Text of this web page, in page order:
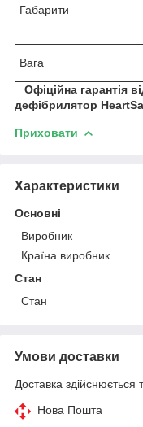
Габарити
Вага
Офіційна гарантія
дефібрилятор
Приховати
Характеристики
Основні
Виробник
Країна виробник
Стан
Стан
Умови доставки
Доставка здійснюється
Нова Пошта